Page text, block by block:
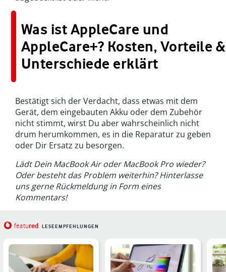
Was ist AppleCare und
AppleCare+? Kosten, Vorteile &
Unterschiede erklärt
Bestätigt sich der Verdacht, dass etwas mit dem
Gerät, dem eingebauten Akku oder dem Zubehör
nicht stimmt, wirst Du aber wahrscheinlich nicht
drum herumkommen, es in die Reparatur zu geben
oder Dir Ersatz zu besorgen.
Lädt Dein MacBook Air oder MacBook Pro wieder?
Oder besteht das Problem weiterhin? Hinterlasse
uns gerne Rückmeldung in Form eines
Kommentars!
featured LESEEMPFEHLUNGEN